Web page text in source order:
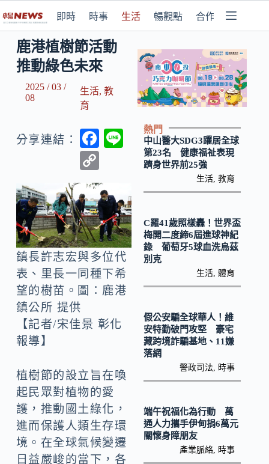
即時 時事 生活 暢觀點 合作媒體
鹿港植樹節活動
推動綠色未來
2025 / 03 /
08
生活,教
育
分享連結：
F
b
o
o
k
o
p
y
Li
n
k
鎮長許志宏與多位代
表、里長一同種下希
望的樹苗。圖：鹿港
鎮公所 提供
【記者/宋佳景 彰化
報導】
植樹節的設立旨在喚
起民眾對植物的愛
護，推動國土綠化，
進而保護人類生存環
境。在全球氣候變遷
日益嚴峻的當下，各
熱門
中山醫大SDG3躍居全球
第23名 健康福祉表現
躋身世界前25強
生活 ,教育
C羅41歲照樣轟！世界盃
梅開二度締6屆進球神紀
錄 葡萄牙5球血洗烏茲
別克
生活 ,體育
假公安騙全球華人！維
安特勤破門攻堅 豪宅
藏跨境詐騙基地、11嫌
落網
警政司法 時事
端午祝福化為行動 萬
通人力攜手伊甸捐6萬元
關懷身障朋友
產業脈絡 時事